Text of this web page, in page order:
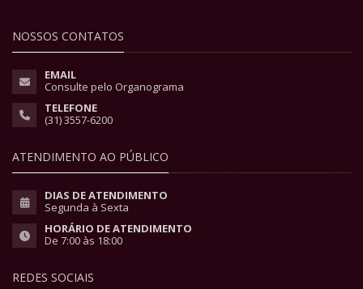
NOSSOS CONTATOS
EMAIL
Consulte pelo Organograma
TELEFONE
(31) 3557-6200
ATENDIMENTO AO PÚBLICO
DIAS DE ATENDIMENTO
Segunda à Sexta
HORÁRIO DE ATENDIMENTO
De 7:00 às 18:00
REDES SOCIAIS